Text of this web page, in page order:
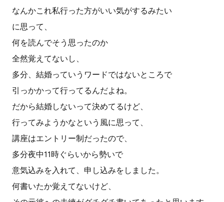
なんかこれ私行った方がいい気がするみたい
に思って、
何を読んでそう思ったのか
全然覚えてないし、
多分、結婚っていうワードではないところで
引っかかって行ってるんだよね。
だから結婚しないって決めてるけど、
行ってみようかなという風に思って、
講座はエントリー制だったので、
多分夜中11時ぐらいから勢いで
意気込みを入れて、申し込みをしました。
何書いたか覚えてないけど、